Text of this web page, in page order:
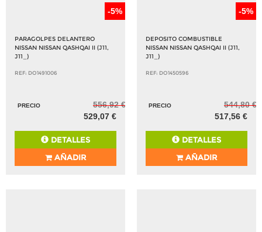
-5%
PARAGOLPES DELANTERO
NISSAN NISSAN QASHQAI II (J11,
J11_)
REF: DO1491006
PRECIO
556,92 €
529,07 €
DETALLES
AÑADIR
-5%
DEPOSITO COMBUSTIBLE
NISSAN NISSAN QASHQAI II (J11,
J11_)
REF: DO1450596
PRECIO
544,80 €
517,56 €
DETALLES
AÑADIR